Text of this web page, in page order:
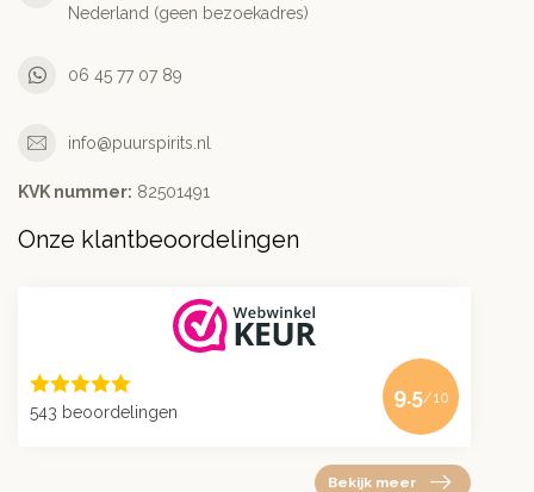
Nederland (geen bezoekadres)
06 45 77 07 89
info@puurspirits.nl
KVK nummer: 82501491
Onze klantbeoordelingen
543 beoordelingen
9.5/10
Bekijk meer